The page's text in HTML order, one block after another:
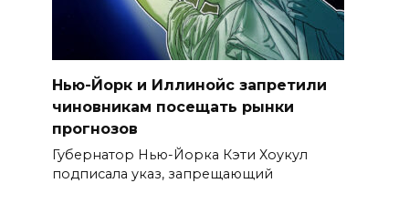
Нью-Йорк и Иллинойс запретили
чиновникам посещать рынки
прогнозов
Губернатор Нью-Йорка Кэти Хоукул
подписала указ, запрещающий